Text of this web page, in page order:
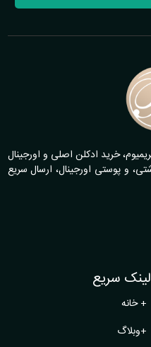
خرید ادکلن اصلی و اورجینال
و پوستی اورجینال، ارسال سریع
لینک سریع
+خانه
+وبلاگ